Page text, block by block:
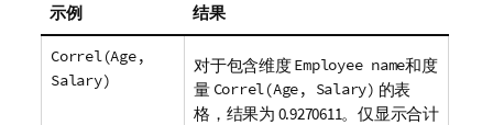
示例 结果
Correl(Age,
Salary)
对于包含维度Employee name和度
量 Correl(Age, Salary) 的表
格，结果为 0.9270611。仅显示合计